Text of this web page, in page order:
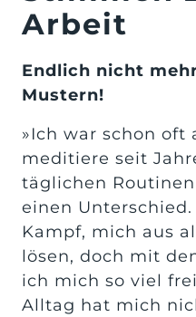
Arbeit
Endlich nicht
Mustern!
»Ich war schon oft
meditiere seit
täglichen
einen
Kampf, mich aus
lösen, doch mit
ich mich so viel
Alltag hat mich